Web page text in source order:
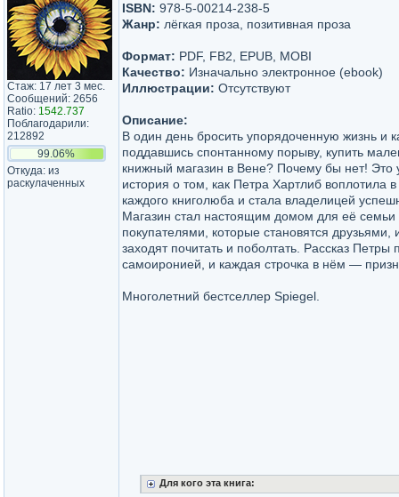
Стаж: 17 лет 3 мес.
Сообщений: 2656
Ratio: 1542.737
Поблагодарили:
212892
99.06%
Откуда: из
раскулаченных
ISBN: 978-5-00214-238-5
Жанр: лёгкая проза, позитивная проза
Формат: PDF, FB2, EPUB, MOBI
Качество: Изначально электронное (ebook)
Иллюстрации: Отсутствуют
Описание:
В один день бросить упорядоченную жизнь и
поддавшись спонтанному порыву, купить
книжный магазин в Вене? Почему бы нет!
история о том, как Петра Хартлиб воплотила
каждого книголюба и стала владелицей
Магазин стал настоящим домом для её
покупателями, которые становятся друзьями,
заходят почитать и поболтать. Рассказ
самоиронией, и каждая строчка в нём —
Многолетний бестселлер Spiegel.
Для кого эта книга: